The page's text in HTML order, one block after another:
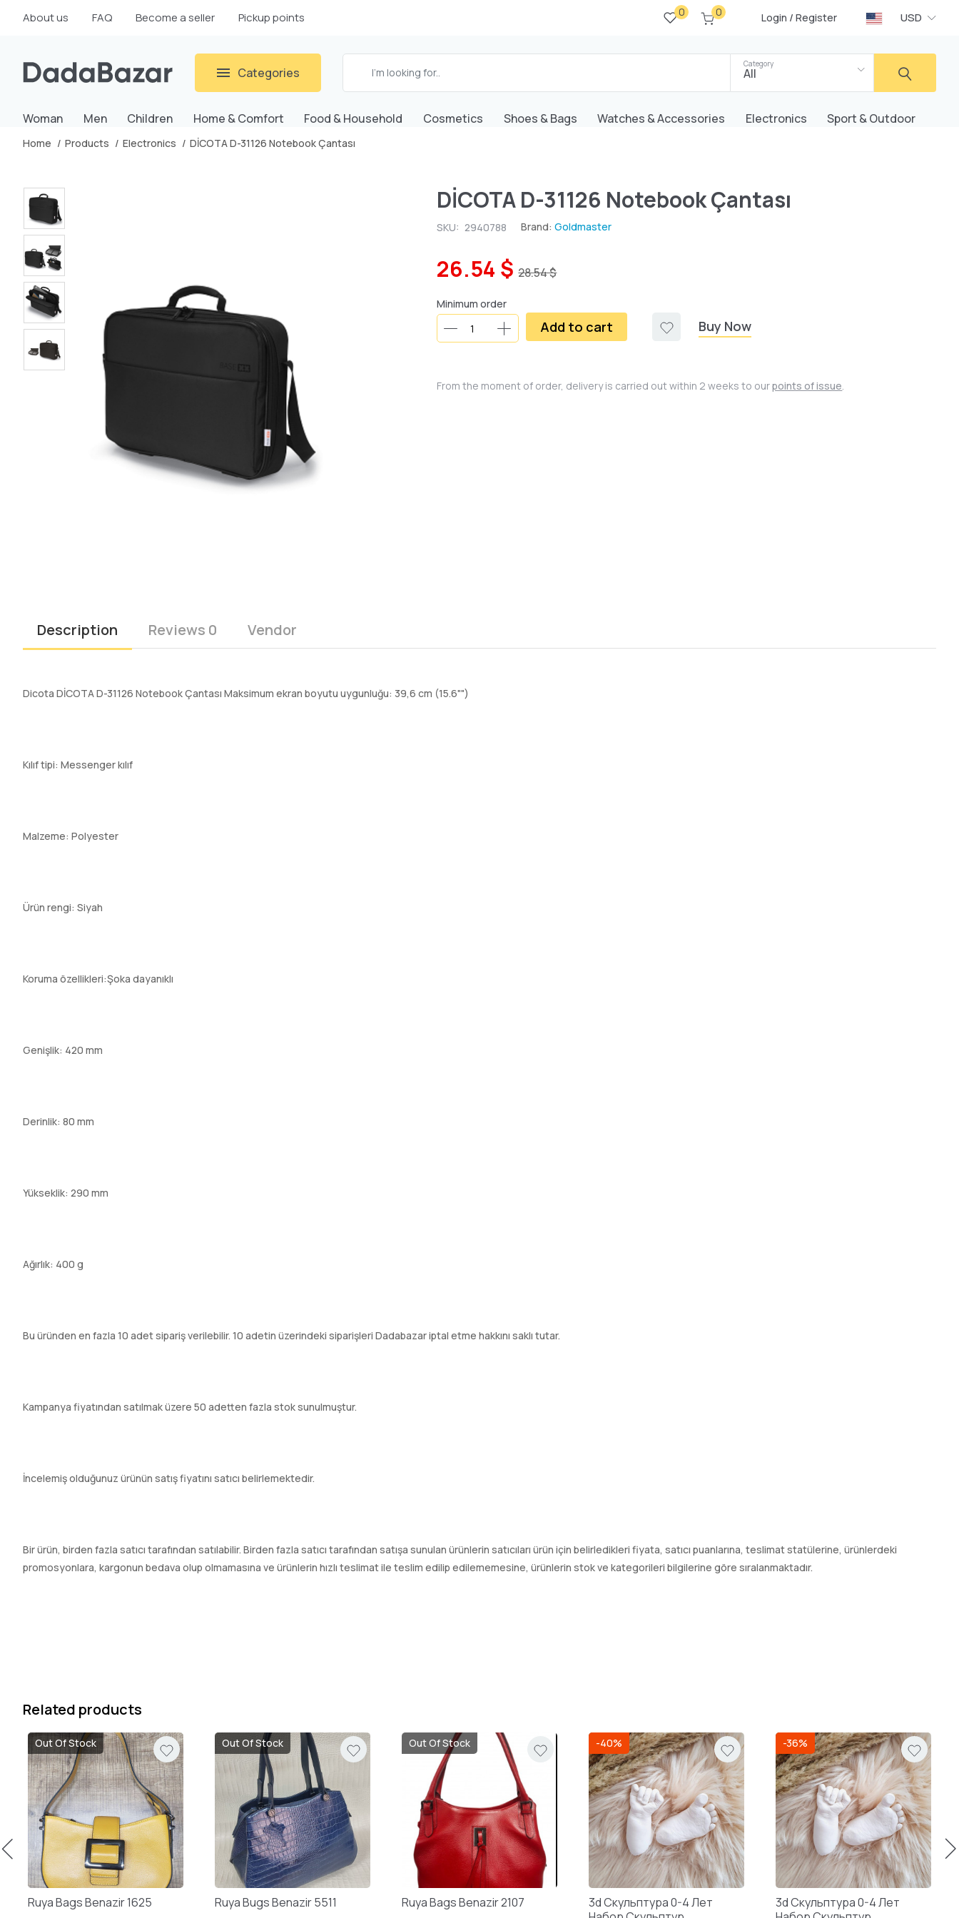
About us FAQ Become a seller Pickup points 0 0 Login / Register USD
Categories
Category
All
Woman Men Children Home & Comfort Food & Household Cosmetics Shoes & Bags Watches & Accessories Electronics Sport & Outdoor
Home Products Electronics DİCOTA D-31126 Notebook Çantası
DİCOTA D-31126 Notebook Çantası
SKU: 2940788 Brand:Goldmaster
26.54 $ 28.54 $
Minimum order
Add to cart Buy Now
From the moment of order, delivery is carried out within 2 weeks to ourpoints of issue.
Description Reviews 0 Vendor
Dicota DİCOTA D-31126 Notebook Çantası Maksimum ekran boyutu uygunluğu: 39,6 cm (15.6"")
Kılıf tipi: Messenger kılıf
Malzeme: Polyester
Ürün rengi: Siyah
Koruma özellikleri:Şoka dayanıklı
Genişlik: 420 mm
Derinlik: 80 mm
Yükseklik: 290 mm
Ağırlık: 400 g
Bu üründen en fazla 10 adet sipariş verilebilir. 10 adetin üzerindeki siparişleri Dadabazar iptal etme hakkını saklı tutar.
Kampanya fiyatından satılmak üzere 50 adetten fazla stok sunulmuştur.
İncelemiş olduğunuz ürünün satış fiyatını satıcı belirlemektedir.
Bir ürün, birden fazla satıcı tarafından satılabilir. Birden fazla satıcı tarafından satışa sunulan ürünlerin satıcıları ürün için belirledikleri fiyata, satıcı puanlarına, teslimat statülerine, ürünlerdeki
promosyonlara, kargonun bedava olup olmamasına ve ürünlerin hızlı teslimat ile teslim edilip edilememesine, ürünlerin stok ve kategorileri bilgilerine göre sıralanmaktadır.
Related products
Out Of Stock
Ruya Bags Benazir 1625
Out Of Stock
Ruya Bugs Benazir 5511
Out Of Stock
Ruya Bags Benazir 2107
-40%
3d Скульптура 0-4 Лет
-36%
3d Скульптура 0-4 Лет